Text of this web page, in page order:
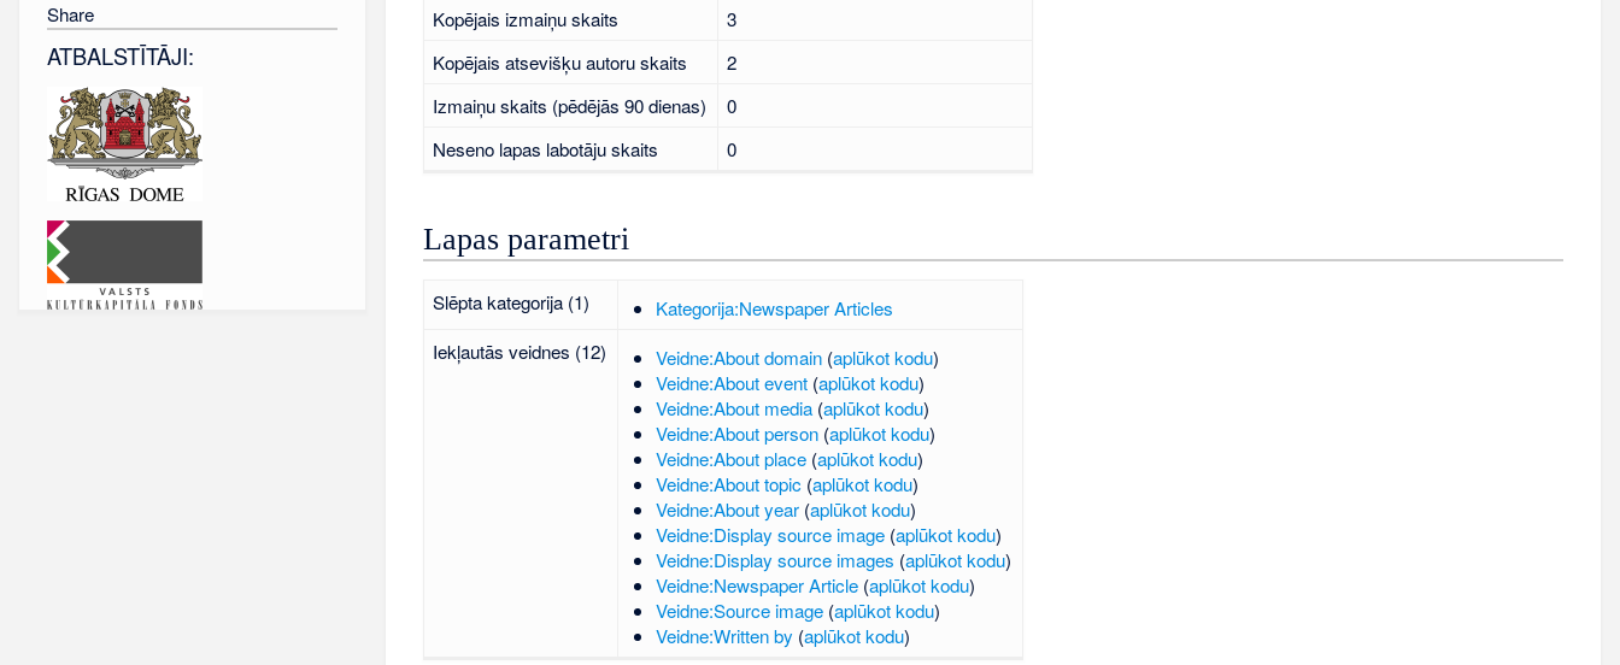
Kopējais izmaiņu skaits
3
Kopējais atsevišķu autoru skaits
2
Izmaiņu skaits (pēdējās 90 dienas)
0
Neseno lapas labotāju skaits
0
Lapas parametri
Slēpta kategorija (1)
Kategorija:Newspaper Articles
Iekļautās veidnes (12)
Veidne:About domain (aplūkot kodu)
Veidne:About event (aplūkot kodu)
Veidne:About media (aplūkot kodu)
Veidne:About person (aplūkot kodu)
Veidne:About place (aplūkot kodu)
Veidne:About topic (aplūkot kodu)
Veidne:About year (aplūkot kodu)
Veidne:Display source image (aplūkot kodu)
Veidne:Display source images (aplūkot kodu)
Veidne:Newspaper Article (aplūkot kodu)
Veidne:Source image (aplūkot kodu)
Veidne:Written by (aplūkot kodu)
Share
ATBALSTĪTĀJI: